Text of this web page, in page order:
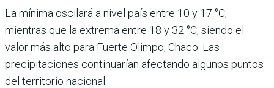
La mínima oscilará a nivel país entre 10 y 17 °C,
mientras que la extrema entre 18 y 32 °C, siendo el
valor más alto para Fuerte Olimpo, Chaco. Las
precipitaciones continuarían afectando algunos puntos
del territorio nacional.